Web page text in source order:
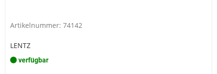
Artikelnummer: 74142
LENTZ
verfügbar